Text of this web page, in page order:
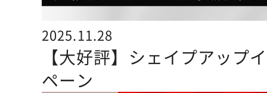
2025.11.28
【大好評】シェイプアップ
ペーン